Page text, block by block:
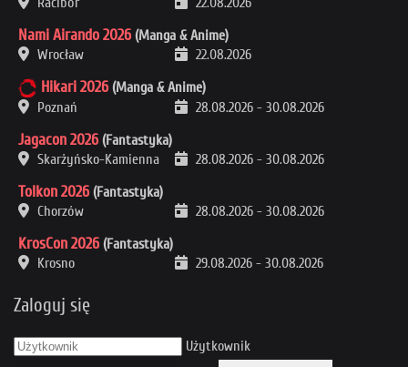
Nami Airando 2026 (Manga & Anime)
Wrocław
22.08.2026
Hikari 2026 (Manga & Anime)
Poznań
28.08.2026 - 30.08.2026
Jagacon 2026 (Fantastyka)
Skarżyńsko-Kamienna
28.08.2026 - 30.08.2026
Tolkon 2026 (Fantastyka)
Chorzów
28.08.2026 - 30.08.2026
KrosCon 2026 (Fantastyka)
Krosno
29.08.2026 - 30.08.2026
Zaloguj się
Użytkownik